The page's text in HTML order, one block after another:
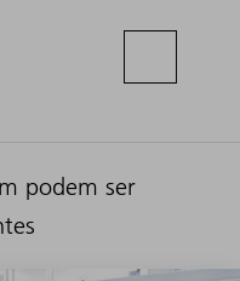
podem ser